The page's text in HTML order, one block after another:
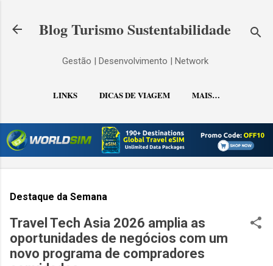
Blog Turismo Sustentabilidade
Gestão | Desenvolvimento | Network
LINKS DICAS DE VIAGEM MAIS…
CONTATO
Destaque da Semana
Travel Tech Asia 2026 amplia as
oportunidades de negócios com um
novo programa de compradores